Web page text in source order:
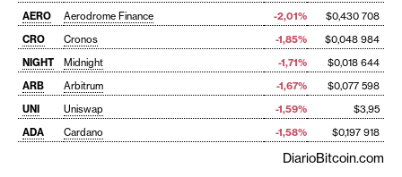
AERO
Aerodrome Finance -2,01%
$0,430 708
CRO
Cronos -1,85%
$0,048 984
NIGHT
Midnight -1,71%
$0,018 644
ARB
Arbitrum -1,67%
$0,077 598
UNI
Uniswap -1,59%
$3,95
ADA
Cardano -1,58% $0,197 918
DiarioBitcoin.com